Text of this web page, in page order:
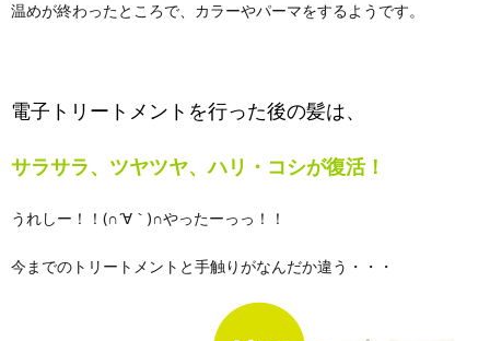
温めが終わったところで、カラーやパーマをするようです。
電子トリートメントを行った後の髪は、
サラサラ、ツヤツヤ、ハリ・コシが復活！
うれしー！！(∩´∀｀)∩やったーっっ！！
今までのトリートメントと手触りがなんだか違う・・・